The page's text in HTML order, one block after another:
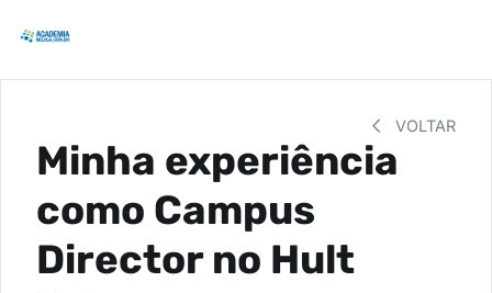
VOLTAR
Minha experiência
como Campus
Director no Hult